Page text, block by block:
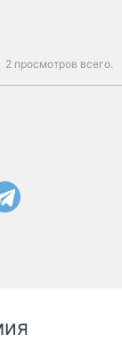
2 просмотров всего.